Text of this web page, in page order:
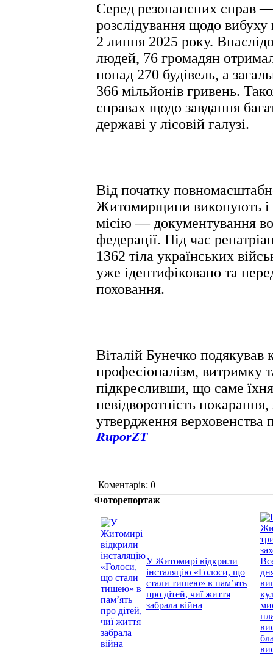
Серед резонансних справ
розслідування щодо вибуху
2 липня 2025 року.
людей, 76 громадян
понад 270 будівель, а
366 мільйонів гривень.
справах щодо завдання
державі у лісовій галузі.
Від початку
Житомирщини виконують і
місію — документування
федерації. Під час
1362 тіла українських
уже ідентифіковано та
поховання.
Віталій Бунечко
професіоналізм, витримку
підкресливши, що саме
невідворотність
утвердження верховенства
RuporZT
Коментарів: 0
Фоторепортаж
У Житомирі відкрили
інсталяцію «Голоси, що
стали тишею» в пам’ять
про дітей, чиї життя
забрала війна